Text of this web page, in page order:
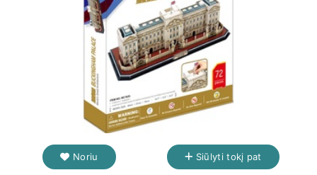
Noriu Siūlyti tokį pat